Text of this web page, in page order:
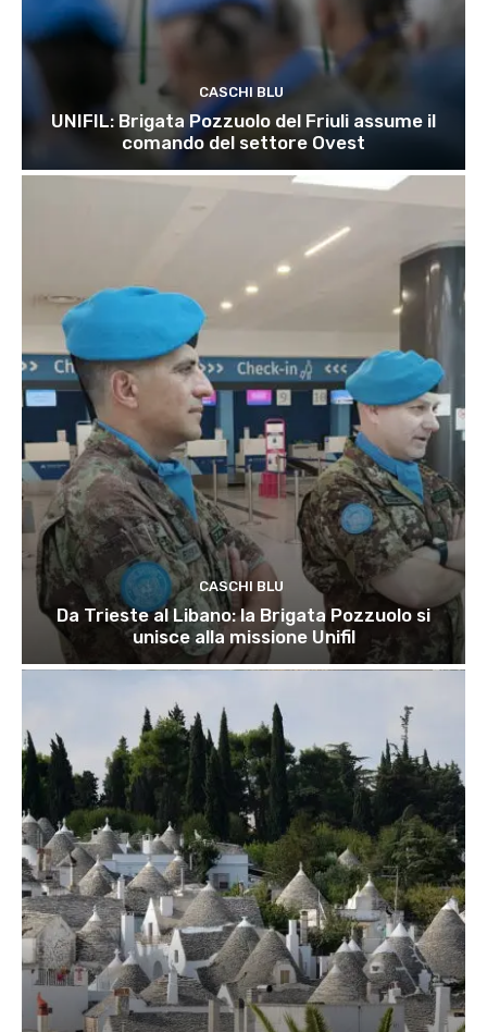
CASCHI BLU
UNIFIL: Brigata Pozzuolo del Friuli assume il
comando del settore Ovest
CASCHI BLU
Da Trieste al Libano: la Brigata Pozzuolo si
unisce alla missione Unifil